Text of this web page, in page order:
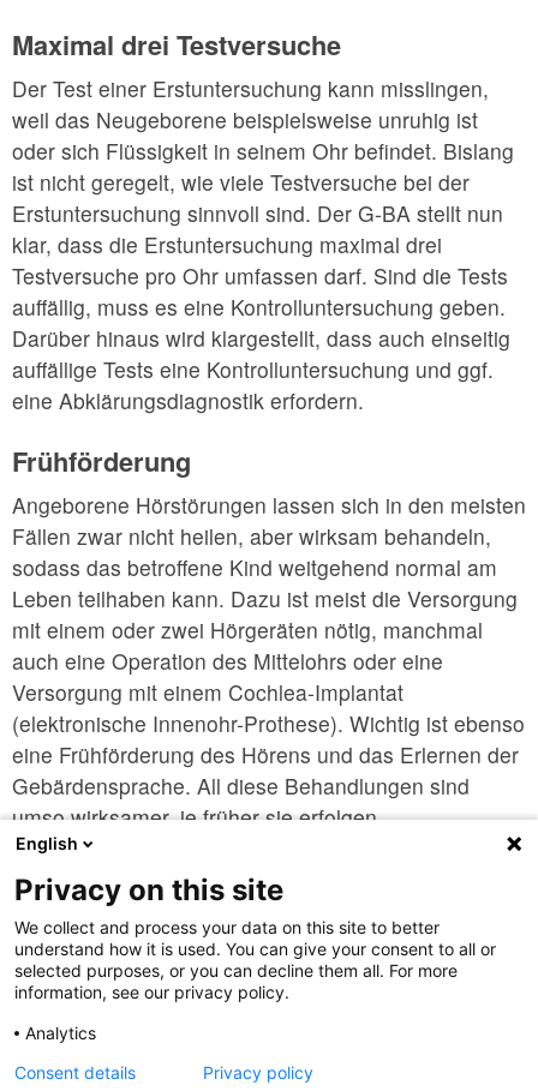
Maximal drei Testversuche
Der Test einer Erstuntersuchung kann misslingen,
weil das Neugeborene beispielsweise unruhig ist
oder sich Flüssigkeit in seinem Ohr befindet. Bislang
ist nicht geregelt, wie viele Testversuche bei der
Erstuntersuchung sinnvoll sind. Der G-BA stellt nun
klar, dass die Erstuntersuchung maximal drei
Testversuche pro Ohr umfassen darf. Sind die Tests
auffällig, muss es eine Kontrolluntersuchung geben.
Darüber hinaus wird klargestellt, dass auch einseitig
auffällige Tests eine Kontrolluntersuchung und ggf.
eine Abklärungsdiagnostik erfordern.
Frühförderung
Angeborene Hörstörungen lassen sich in den meisten
Fällen zwar nicht heilen, aber wirksam behandeln,
sodass das betroffene Kind weitgehend normal am
Leben teilhaben kann. Dazu ist meist die Versorgung
mit einem oder zwei Hörgeräten nötig, manchmal
auch eine Operation des Mittelohrs oder eine
Versorgung mit einem Cochlea-Implantat
(elektronische Innenohr-Prothese). Wichtig ist ebenso
eine Frühförderung des Hörens und das Erlernen der
Gebärdensprache. All diese Behandlungen sind
umso wirksamer, je früher sie erfolgen.
Quellen: G-BA, wikipedia
Abbildung: pixabay.com baby-1531060_1280.jpg
English
Privacy on this site
We collect and process your data on this site to better
understand how it is used. You can give your consent to all or
selected purposes, or you can decline them all. For more
information, see our privacy policy.
Analytics
Consent details
Privacy policy